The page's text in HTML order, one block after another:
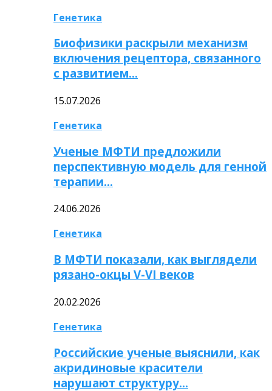
Генетика
Биофизики раскрыли механизм
включения рецептора, связанного
с развитием…
15.07.2026
Генетика
Ученые МФТИ предложили
перспективную модель для генной
терапии…
24.06.2026
Генетика
В МФТИ показали, как выглядели
рязано-окцы V-VI веков
20.02.2026
Генетика
Российские ученые выяснили, как
акридиновые красители
нарушают структуру…